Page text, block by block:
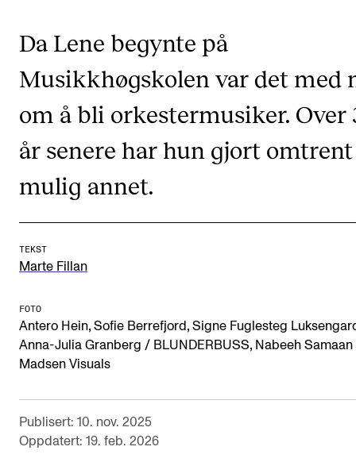
CREMAH
NordART
Prosjekter
INTERNASJONALT
Internasjonal strategi
Samarbeidsprosjekter
Nettverk
IN.TUNE
Arrangementer og konserter
Nyheter og historier
Da Lene begynte på
Musikkhøgskolen var det med
om å bli orkestermusiker. Over
år senere har hun gjort
mulig annet.
TEKST
Marte Fillan
FOTO
Antero Hein, Sofie Berrefjord , Signe Fuglesteg
Anna-Julia Granberg / BLUNDERBUSS, Nabeeh
Madsen Visuals
Publisert: 10. nov. 2025
Oppdatert: 19. feb. 2026